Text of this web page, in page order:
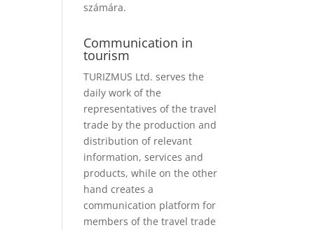
számára.
Communication in
tourism
TURIZMUS Ltd. serves the
daily work of the
representatives of the travel
trade by the production and
distribution of relevant
information, services and
products, while on the other
hand creates a
communication platform for
members of the travel trade